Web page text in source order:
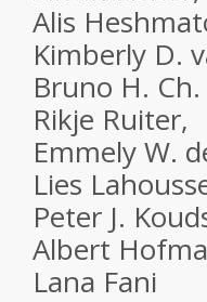
Alis
Kimberly D.
Bruno H.
Rikje Ruiter,
Emmely W.
Lies
Peter J.
Albert
Lana Fani